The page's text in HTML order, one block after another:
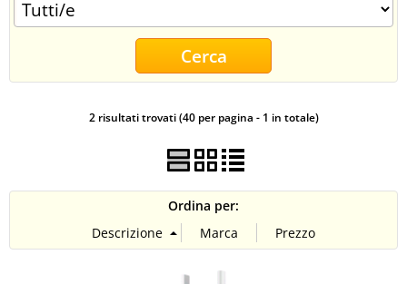
CONTATTI
2 risultati trovati (40 per pagina - 1 in totale)
Ordina per: